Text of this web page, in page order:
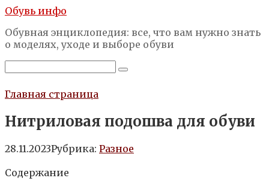
Перейти
контенту
Обувь инфо
Обувная энциклопедия: все, что вам нужно знать
о моделях, уходе и выборе обуви
Главная страница
Нитриловая подошва для обуви
28.11.2023Рубрика: Разное
Содержание